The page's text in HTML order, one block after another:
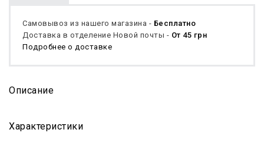
Самовывоз из нашего магазина - Бесплатно
Доставка в отделение Новой почты - От 45 грн
Подробнее о доставке
Описание
Характеристики